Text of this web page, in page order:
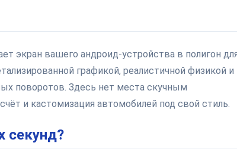
экран вашего андроид-устройства в полигон
графикой, реалистичной физикой и
поворотов. Здесь нет места скучным
и кастомизация автомобилей под свой стиль.
секунд?